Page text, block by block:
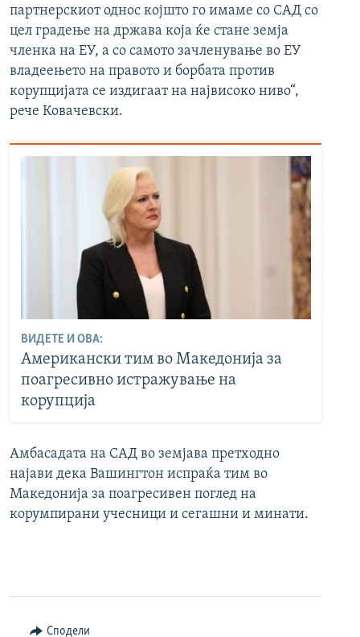
партнерскиот однос којшто го имаме со САД со
цел градење на држава која ќе стане земја
членка на ЕУ, а со самото зачленување во ЕУ
владеењето на правото и борбата против
корупцијата се издигаат на највисоко ниво“,
рече Ковачевски.
ВИДЕТЕ И ОВА:
Американски тим во Македонија за
поагресивно истражување на
корупција
Амбасадата на САД во земјава претходно
најави дека Вашингтон испраќа тим во
Македонија за поагресивен поглед на
корумпирани учесници и сегашни и минати.
Сподели